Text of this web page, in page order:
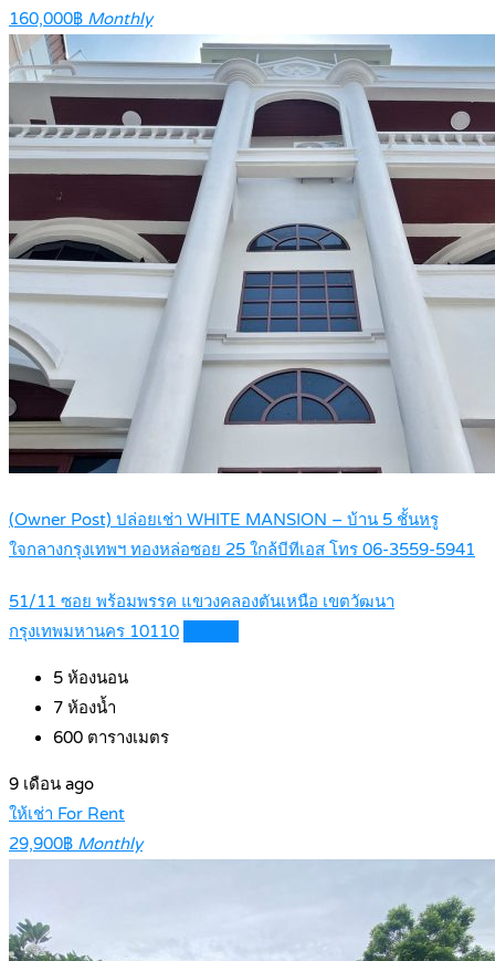
160,000฿ Monthly
(Owner Post) ปล่อยเช่า WHITE MANSION – บ้าน 5 ชั้นหรู
ใจกลางกรุงเทพฯ ทองหล่อซอย 25 ใกล้บีทีเอส โทร 06-3559-5941
51/11 ซอย พร้อมพรรค แขวงคลองตันเหนือ เขตวัฒนา
กรุงเทพมหานคร 10110
5 ห้องนอน
7 ห้องน้ำ
600 ตารางเมตร
9 เดือน ago
ให้เช่า For Rent
29,900฿ Monthly